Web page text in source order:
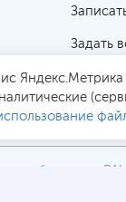
Задать
больница